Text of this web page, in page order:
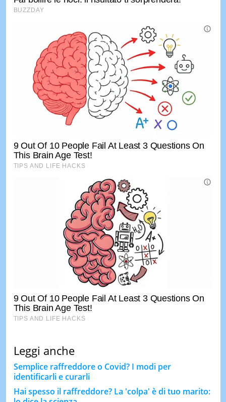
Leggi anche
Semplice raffreddore o Covid? I modi per
identificarli e curarli
Hai spesso il raffreddore? La 'colpa' è di tuo marito: